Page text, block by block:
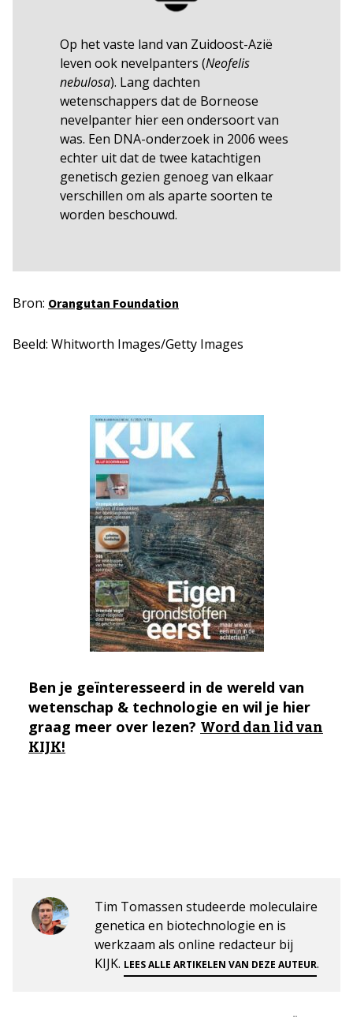
Op het vaste land van Zuidoost-Azië
leven ook nevelpanters (Neofelis
nebulosa). Lang dachten
wetenschappers dat de Borneose
nevelpanter hier een ondersoort van
was. Een DNA-onderzoek in 2006 wees
echter uit dat de twee katachtigen
genetisch gezien genoeg van elkaar
verschillen om als aparte soorten te
worden beschouwd.
Bron: Orangutan Foundation
Beeld: Whitworth Images/Getty Images
Ben je geïnteresseerd in de wereld van
wetenschap & technologie en wil je hier
graag meer over lezen? Word dan lid van
KIJK!
Tim Tomassen studeerde moleculaire
genetica en biotechnologie en is
werkzaam als online redacteur bij
KIJK. LEES ALLE ARTIKELEN VAN DEZE AUTEUR.